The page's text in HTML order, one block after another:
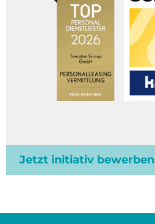
Jetzt initiativ bewerben